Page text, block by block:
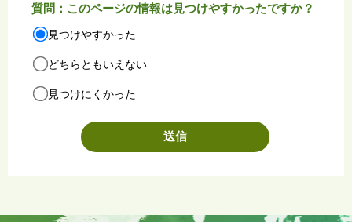
質問：このページの情報は見つけやすかったですか？
見つけやすかった
どちらともいえない
見つけにくかった